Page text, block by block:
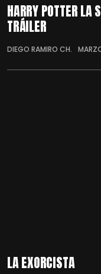
HARRY POTTER LA
TRÁILER
DIEGO RAMIRO CH.
LA EXORCISTA